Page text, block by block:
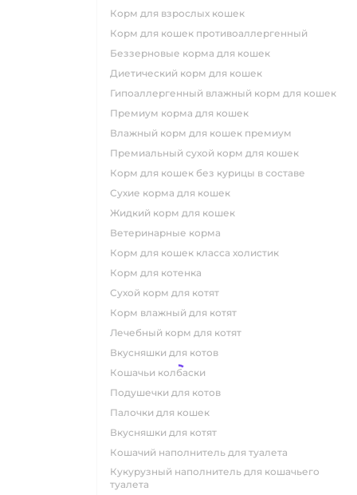
корм для взрослых кошек
корм для кошек противоаллергенный
беззерновые корма для кошек
диетический корм для кошек
гипоаллергенный влажный корм для кошек
премиум корма для кошек
влажный корм для кошек премиум
премиальный сухой корм для кошек
корм для кошек без курицы в составе
сухие корма для кошек
жидкий корм для кошек
ветеринарные корма
корм для кошек класса холистик
корм для котенка
сухой корм для котят
корм влажный для котят
лечебный корм для котят
вкусняшки для котов
кошачьи колбаски
подушечки для котов
палочки для кошек
вкусняшки для котят
кошачий наполнитель для туалета
кукурузный наполнитель для кошачьего
туалета